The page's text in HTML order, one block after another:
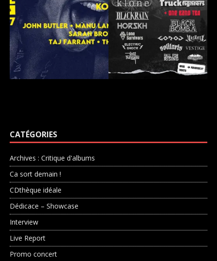
CATÉGORIES
Archives : Critique d'albums
Ca sort demain !
CDthèque idéale
Dédicace – Showcase
Interview
Live Report
Promo concert